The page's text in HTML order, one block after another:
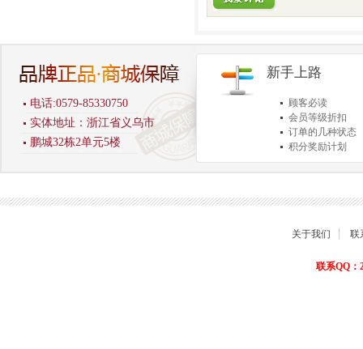
电话:0579-85330750
实体地址：浙江省义乌市
鹏城32栋2单元5楼
新手上路
顾客必读
会员等级折扣
订单的几种状态
积分奖励计划
商品退货保障
关于我们 联
联系QQ：